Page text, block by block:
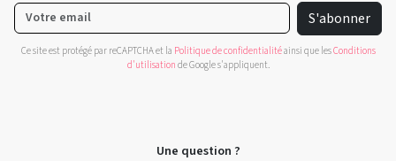
S'abonner
Ce site est protégé par reCAPTCHA et la Politique de confidentialitéainsi que lesConditions
d'utilisation de Google s'appliquent.
Une question ?